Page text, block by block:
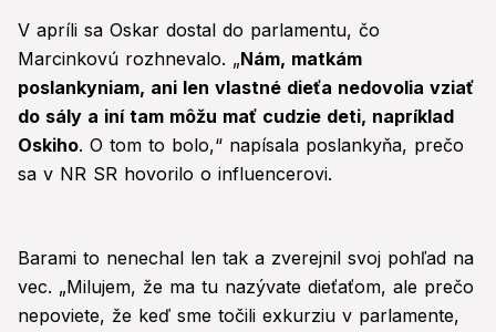
V apríli sa Oskar dostal do parlamentu, čo
Marcinkovú rozhnevalo. „Nám, matkám
poslankyniam, ani len vlastné dieťa nedovolia vziať
do sály a iní tam môžu mať cudzie deti, napríklad
Oskiho. O tom to bolo,“ napísala poslankyňa, prečo
sa v NR SR hovorilo o influencerovi.
Barami to nenechal len tak a zverejnil svoj pohľad na
vec. „Milujem, že ma tu nazývate dieťaťom, ale prečo
nepoviete, že keď sme točili exkurziu v parlamente,